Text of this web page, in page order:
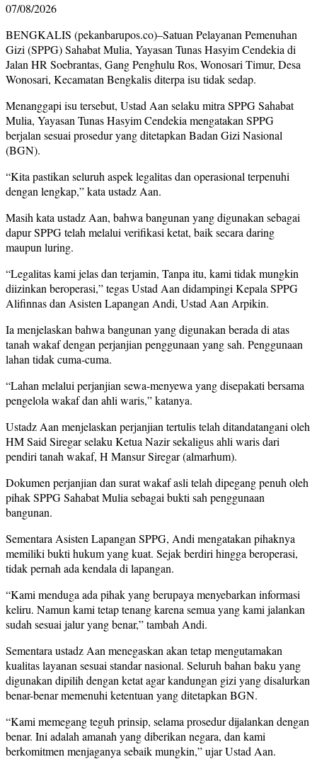
07/08/2026
BENGKALIS (pekanbarupos.co)–Satuan Pelayanan Pemenuhan
Gizi (SPPG) Sahabat Mulia, Yayasan Tunas Hasyim Cendekia di
Jalan HR Soebrantas, Gang Penghulu Ros, Wonosari Timur, Desa
Wonosari, Kecamatan Bengkalis diterpa isu tidak sedap.
Menanggapi isu tersebut, Ustad Aan selaku mitra SPPG Sahabat
Mulia, Yayasan Tunas Hasyim Cendekia mengatakan SPPG
berjalan sesuai prosedur yang ditetapkan Badan Gizi Nasional
(BGN).
“Kita pastikan seluruh aspek legalitas dan operasional terpenuhi
dengan lengkap,” kata ustadz Aan.
Masih kata ustadz Aan, bahwa bangunan yang digunakan sebagai
dapur SPPG telah melalui verifikasi ketat, baik secara daring
maupun luring.
“Legalitas kami jelas dan terjamin, Tanpa itu, kami tidak mungkin
diizinkan beroperasi,” tegas Ustad Aan didampingi Kepala SPPG
Alifinnas dan Asisten Lapangan Andi, Ustad Aan Arpikin.
Ia menjelaskan bahwa bangunan yang digunakan berada di atas
tanah wakaf dengan perjanjian penggunaan yang sah. Penggunaan
lahan tidak cuma-cuma.
“Lahan melalui perjanjian sewa-menyewa yang disepakati bersama
pengelola wakaf dan ahli waris,” katanya.
Ustadz Aan menjelaskan perjanjian tertulis telah ditandatangani oleh
HM Said Siregar selaku Ketua Nazir sekaligus ahli waris dari
pendiri tanah wakaf, H Mansur Siregar (almarhum).
Dokumen perjanjian dan surat wakaf asli telah dipegang penuh oleh
pihak SPPG Sahabat Mulia sebagai bukti sah penggunaan
bangunan.
Sementara Asisten Lapangan SPPG, Andi mengatakan pihaknya
memiliki bukti hukum yang kuat. Sejak berdiri hingga beroperasi,
tidak pernah ada kendala di lapangan.
“Kami menduga ada pihak yang berupaya menyebarkan informasi
keliru. Namun kami tetap tenang karena semua yang kami jalankan
sudah sesuai jalur yang benar,” tambah Andi.
Sementara ustadz Aan menegaskan akan tetap mengutamakan
kualitas layanan sesuai standar nasional. Seluruh bahan baku yang
digunakan dipilih dengan ketat agar kandungan gizi yang disalurkan
benar-benar memenuhi ketentuan yang ditetapkan BGN.
“Kami memegang teguh prinsip, selama prosedur dijalankan dengan
benar. Ini adalah amanah yang diberikan negara, dan kami
berkomitmen menjaganya sebaik mungkin,” ujar Ustad Aan.